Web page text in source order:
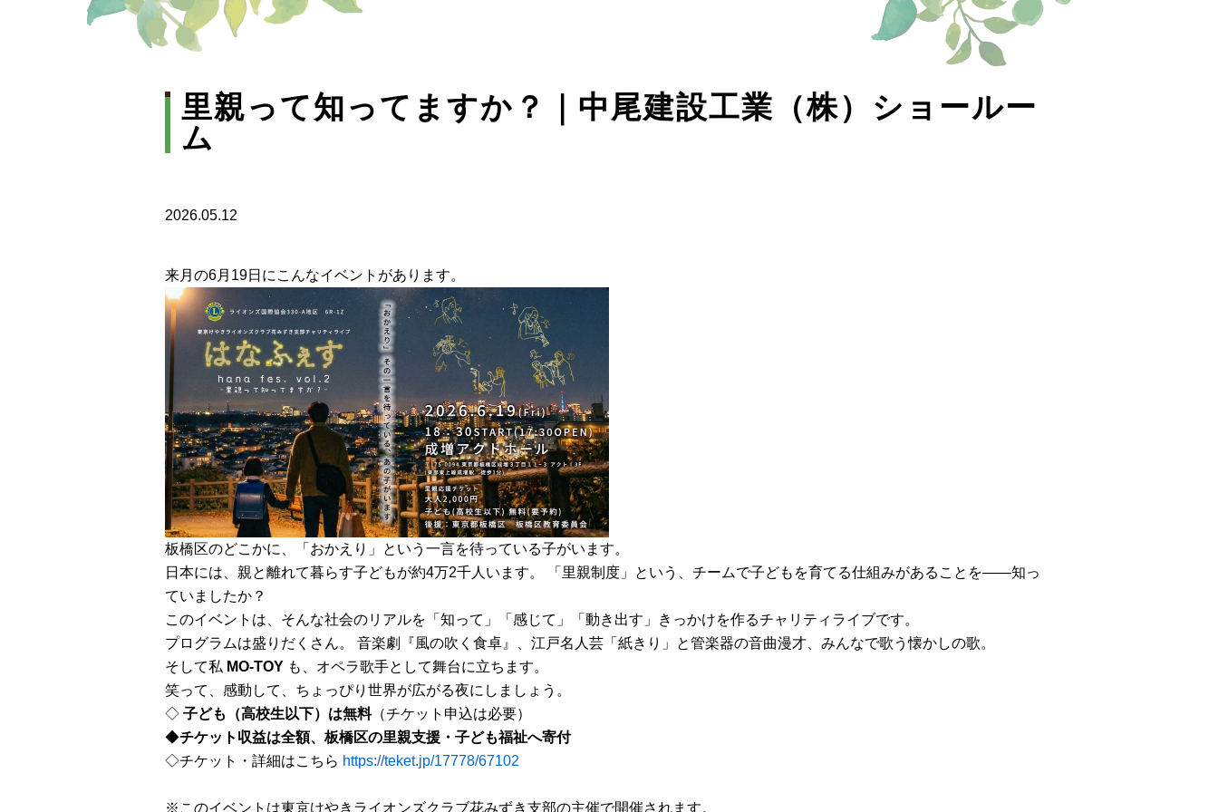
里親って知ってますか？｜中尾建設工業（株）ショールー
ム
2026.05.12
来月の6月19日にこんなイベントがあります。
板橋区のどこかに、「おかえり」という一言を待っている子がいます。
日本には、親と離れて暮らす子どもが約4万2千人います。 「里親制度」という、チームで子どもを育てる仕組みがあることを——知っ
ていましたか？
このイベントは、そんな社会のリアルを「知って」「感じて」「動き出す」きっかけを作るチャリティライブです。
プログラムは盛りだくさん。 音楽劇『風の吹く食卓』、江戸名人芸「紙きり」と管楽器の音曲漫才、みんなで歌う懐かしの歌。
そして私 MO-TOY も、オペラ歌手として舞台に立ちます。
笑って、感動して、ちょっぴり世界が広がる夜にしましょう。
◇ 子ども（高校生以下）は無料（チケット申込は必要）
◆チケット収益は全額、板橋区の里親支援・子ども福祉へ寄付
◇チケット・詳細はこちら https://teket.jp/17778/67102
※このイベントは東京けやきライオンズクラブ花みずき支部の主催で開催されます。